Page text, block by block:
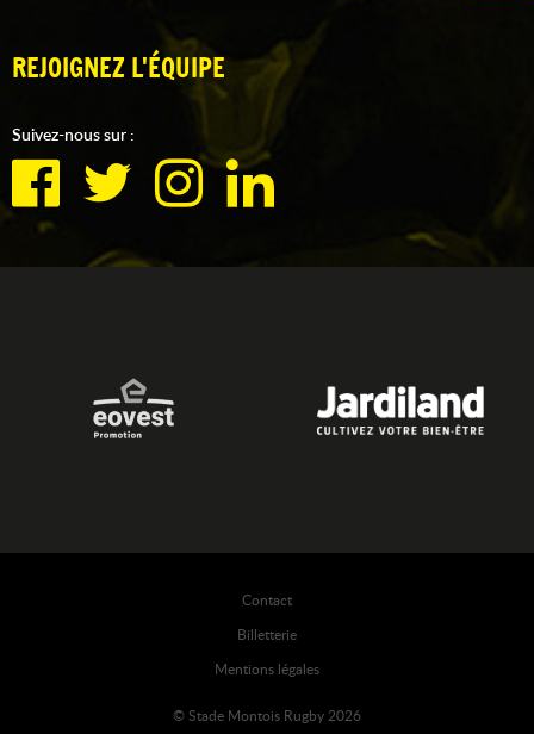
REJOIGNEZ L'ÉQUIPE
Suivez-nous sur :
Contact
Billetterie
Mentions légales
© Stade Montois Rugby 2026